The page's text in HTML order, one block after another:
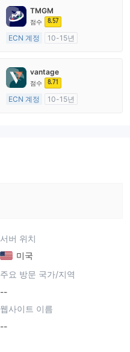
TMGM
점수 8.57
ECN 계정
10-15년
외환 거래 라이선스 (MM)
마스터 레이블 MT4
vantage
점수 8.71
ECN 계정
10-15년
서버 위치
미국
주요 방문 국가/지역
--
웹사이트 이름
--